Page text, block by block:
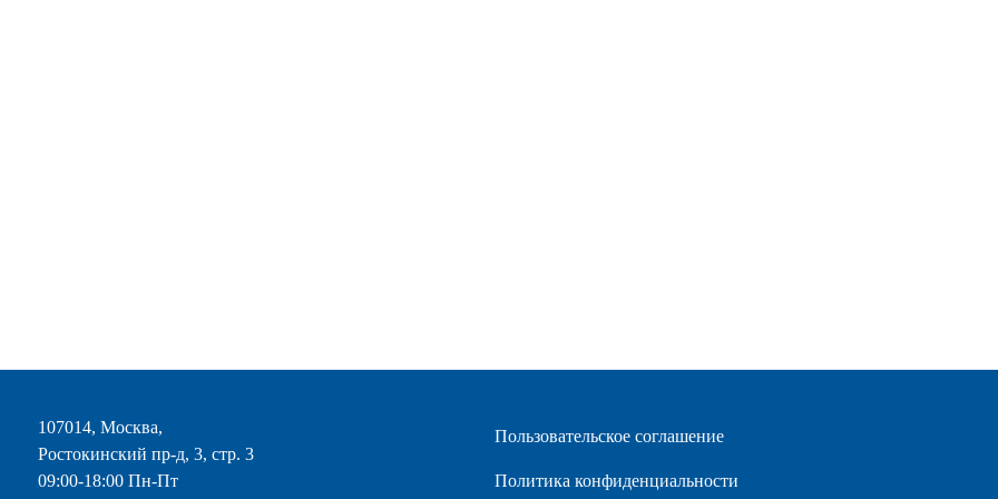
107014, Москва,
Ростокинский пр-д, 3, стр. 3
09:00-18:00 Пн-Пт
Пользовательское соглашение
Политика конфиденциальности